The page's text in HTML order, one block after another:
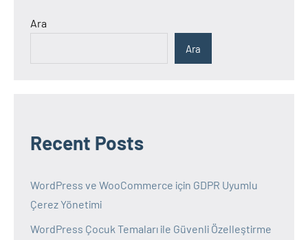
Ara
Ara
Recent Posts
WordPress ve WooCommerce için GDPR Uyumlu
Çerez Yönetimi
WordPress Çocuk Temaları ile Güvenli Özelleştirme